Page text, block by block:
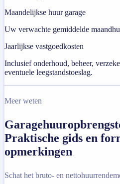
Maandelijkse huur garage
Uw verwachte gemiddelde
Jaarlijkse vastgoedkosten
Inclusief onderhoud, beheer,
eventuele leegstandstoeslag.
Meer weten
Praktische gids en
opmerkingen
Schat het bruto- en